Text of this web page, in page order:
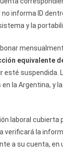
informa ID
y la
equivalente
esté
la Argentina, y
laboral cubierta
verificará la
a su cuenta, en